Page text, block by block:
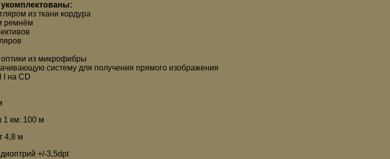
из ткани кордура
ремнём
из микрофибры
систему для получения прямого изображения
I на CD
1 км: 100 м
4,8 м
+/-3,5dpt